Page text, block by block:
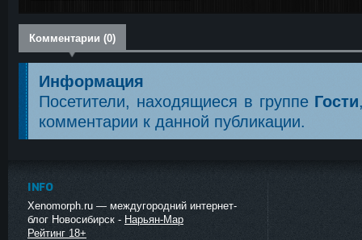
Комментарии (0)
Информация
Посетители, находящиеся в группе Гости
комментарии к данной публикации.
INFO
Xenomorph.ru — междугородний интернет-
блог Новосибирск - Нарьян-Мар
Рейтинг 18+